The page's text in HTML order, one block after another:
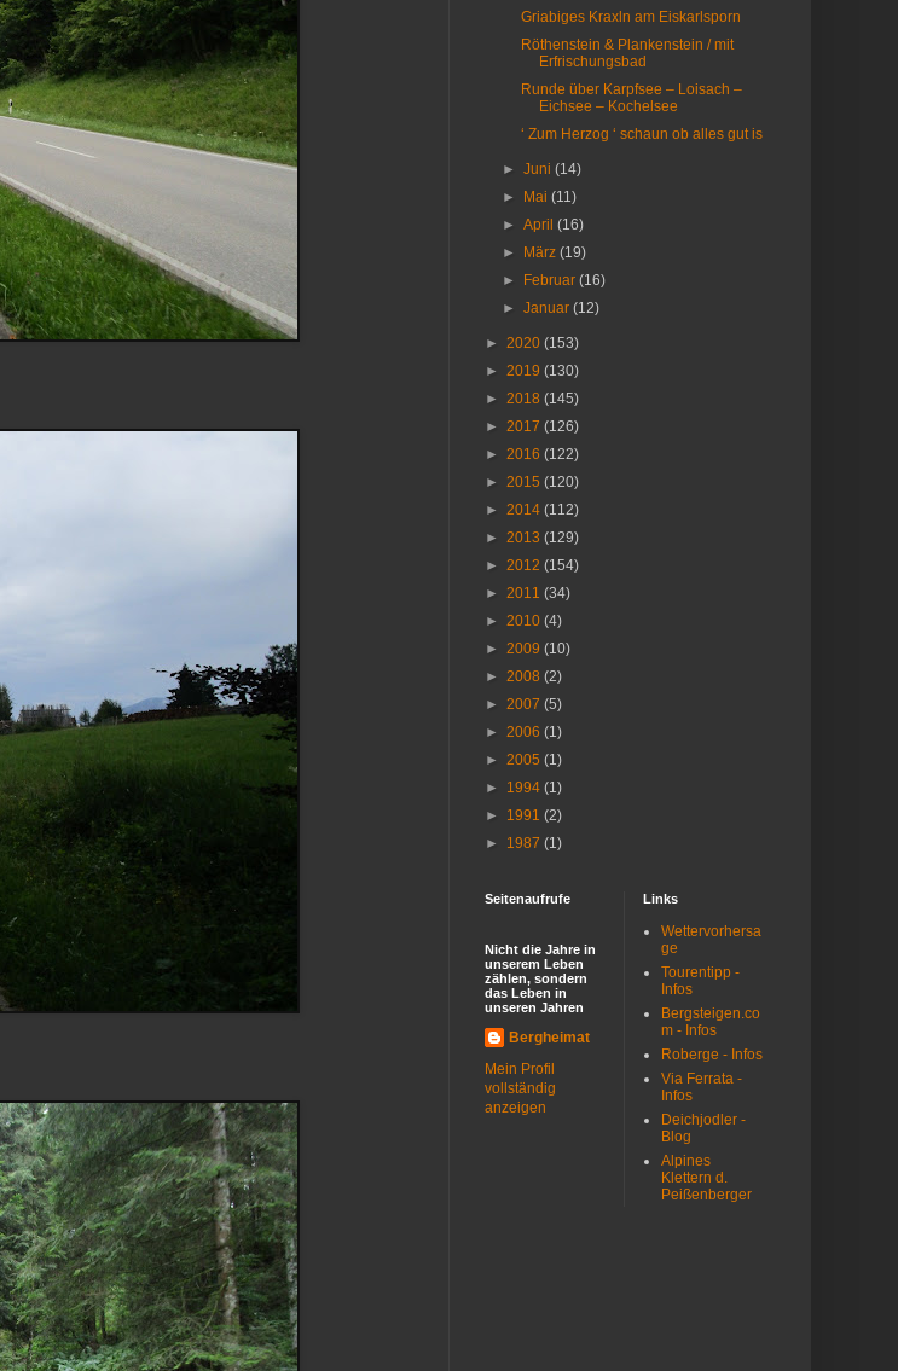
Griabiges Kraxln am Eiskarlsporn
Röthenstein & Plankenstein / mit
Erfrischungsbad
Runde über Karpfsee – Loisach –
Eichsee – Kochelsee
‘ Zum Herzog ‘ schaun ob alles gut is
►Juni(14)
►
Mai(11)
►April(16)
►
März(19)
►
Februar(16)
►Januar(12)
► 2020 (153)
► 2019 (130)
► 2018 (145)
► 2017 (126)
► 2016 (122)
► 2015 (120)
► 2014 (112)
► 2013 (129)
► 2012 (154)
► 2011 (34)
► 2010 (4)
► 2009 (10)
► 2008 (2)
► 2007 (5)
► 2006 (1)
► 2005 (1)
► 1994 (1)
► 1991 (2)
► 1987 (1)
Seitenaufrufe
Nicht die Jahre in
unserem Leben
zählen, sondern
das Leben in
unseren Jahren
Bergheimat
Mein Profil
vollständig
anzeigen
Links
Wettervorhersa
ge
Tourentipp -
Infos
Bergsteigen.co
m - Infos
Roberge - Infos
Via Ferrata -
Infos
Deichjodler -
Blog
Alpines
Klettern d.
Peißenberger